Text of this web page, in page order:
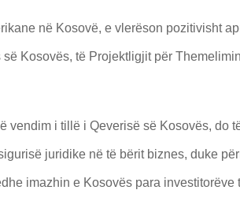
në Kosovë, e vlerëson pozitivisht
Kosovës, të Projektligjit për
vendim i tillë i Qeverisë së Kosovës, do
juridike në të bërit biznes, duke
imazhin e Kosovës para investitorëve